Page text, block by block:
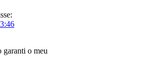
garanti o meu